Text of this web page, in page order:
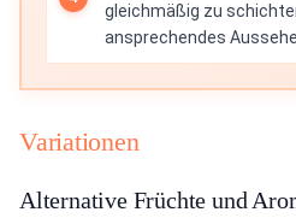
gleichmäßig zu
ansprechendes
Variationen
Alternative Früchte und